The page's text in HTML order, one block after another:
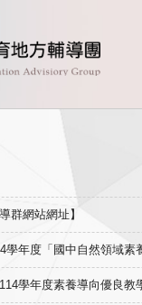
群網站網址】
學年度「國中自然領域
學年度素養導向優良教